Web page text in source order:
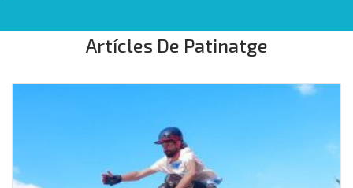
Artícles De Patinatge